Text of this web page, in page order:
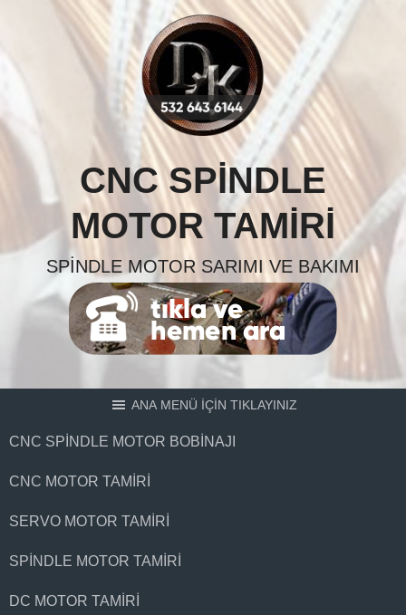
CNC SPINDLE
MOTOR TAMIRI
SPINDLE MOTOR SARIMI VE BAKIMI
ANA MENÜ İÇİN TIKLAYINIZ
CNC SPINDLE MOTOR BOBINAJI
CNC MOTOR TAMIRI
SERVO MOTOR TAMIRI
SPINDLE MOTOR TAMIRI
DC MOTOR TAMIRI